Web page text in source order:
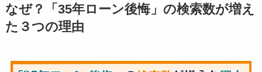
なぜ？「35年ローン後悔」の検索数が増え
た３つの理由